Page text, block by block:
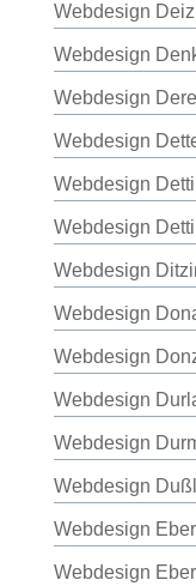
Webdesign
Webdesign
Webdesign
Webdesign
Webdesign
Webdesign
Webdesign
Webdesign
Webdesign
Webdesign
Webdesign
Webdesign
Webdesign
Webdesign